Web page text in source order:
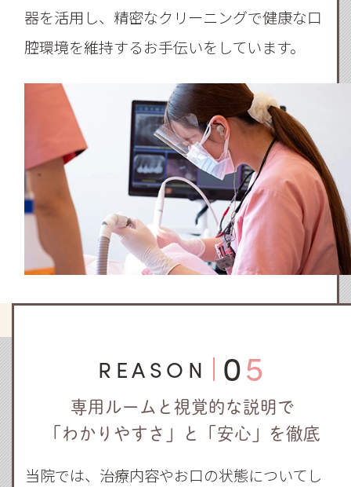
器を活用し、精密なクリーニングで健康な口
腔環境を維持するお手伝いをしています。
REASON 05
専用ルームと視覚的な説明で
「わかりやすさ」と「安心」を徹底
当院では、治療内容やお口の状態についてし